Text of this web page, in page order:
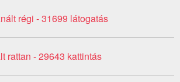
régi - 31699 látogatás
rattan - 29643 kattintás